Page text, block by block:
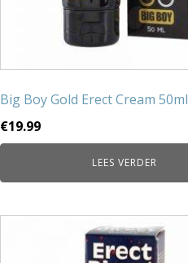
Big Boy Gold Erect Cream 50ml
€19.99
LEES VERDER